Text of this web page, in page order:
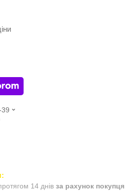
14 днів за рахунок покупця